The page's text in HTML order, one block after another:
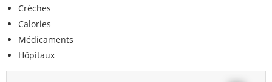
Crèches
Calories
Médicaments
Hôpitaux